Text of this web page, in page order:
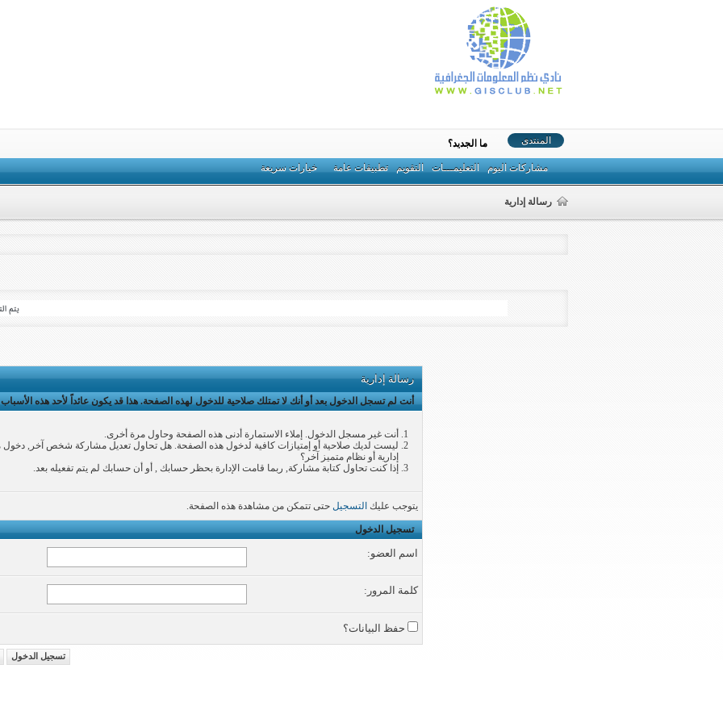
المنتدى
مشاركات اليوم التعليمـــات التقويم تطبيقات عامة خيارات سريعة
ما الجديد؟
رسالة إدارية
رسالة إدارية
أنت لم تسجل الدخول بعد أو أنك لا تمتلك صلاحية للدخول لهذه الصفحة. هذا قد يكون عائداً لأحد هذه
أنت غير مسجل الدخول. إملاء الاستمارة أدنى هذه الصفحة وحاول مرة أخرى.
ليست لديك صلاحية أو إمتيازات كافية لدخول هذه الصفحة. هل تحاول تعديل مشاركة شخص آخر, دخول
إدارية أو نظام متميز آخر؟
إذا كنت تحاول كتابة مشاركة, ربما قامت الإدارة بحظر حسابك , أو أن حسابك لم يتم تفعيله بعد.
يتوجب عليك التسجيل حتى تتمكن من مشاهدة هذه الصفحة.
تسجيل الدخول
اسم العضو:
كلمة المرور:
حفظ البيانات؟